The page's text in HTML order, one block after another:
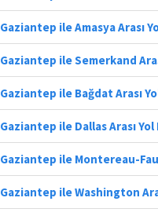
Gaziantep ile Amasya Arası
Gaziantep ile Semerkand
Gaziantep ile Bağdat Arası
Gaziantep ile Dallas Arası
Gaziantep ile Montereau-
Gaziantep ile Washington